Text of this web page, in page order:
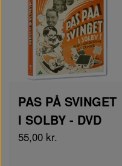
PAS PÅ SVINGET
I SOLBY - DVD
55,00 kr.